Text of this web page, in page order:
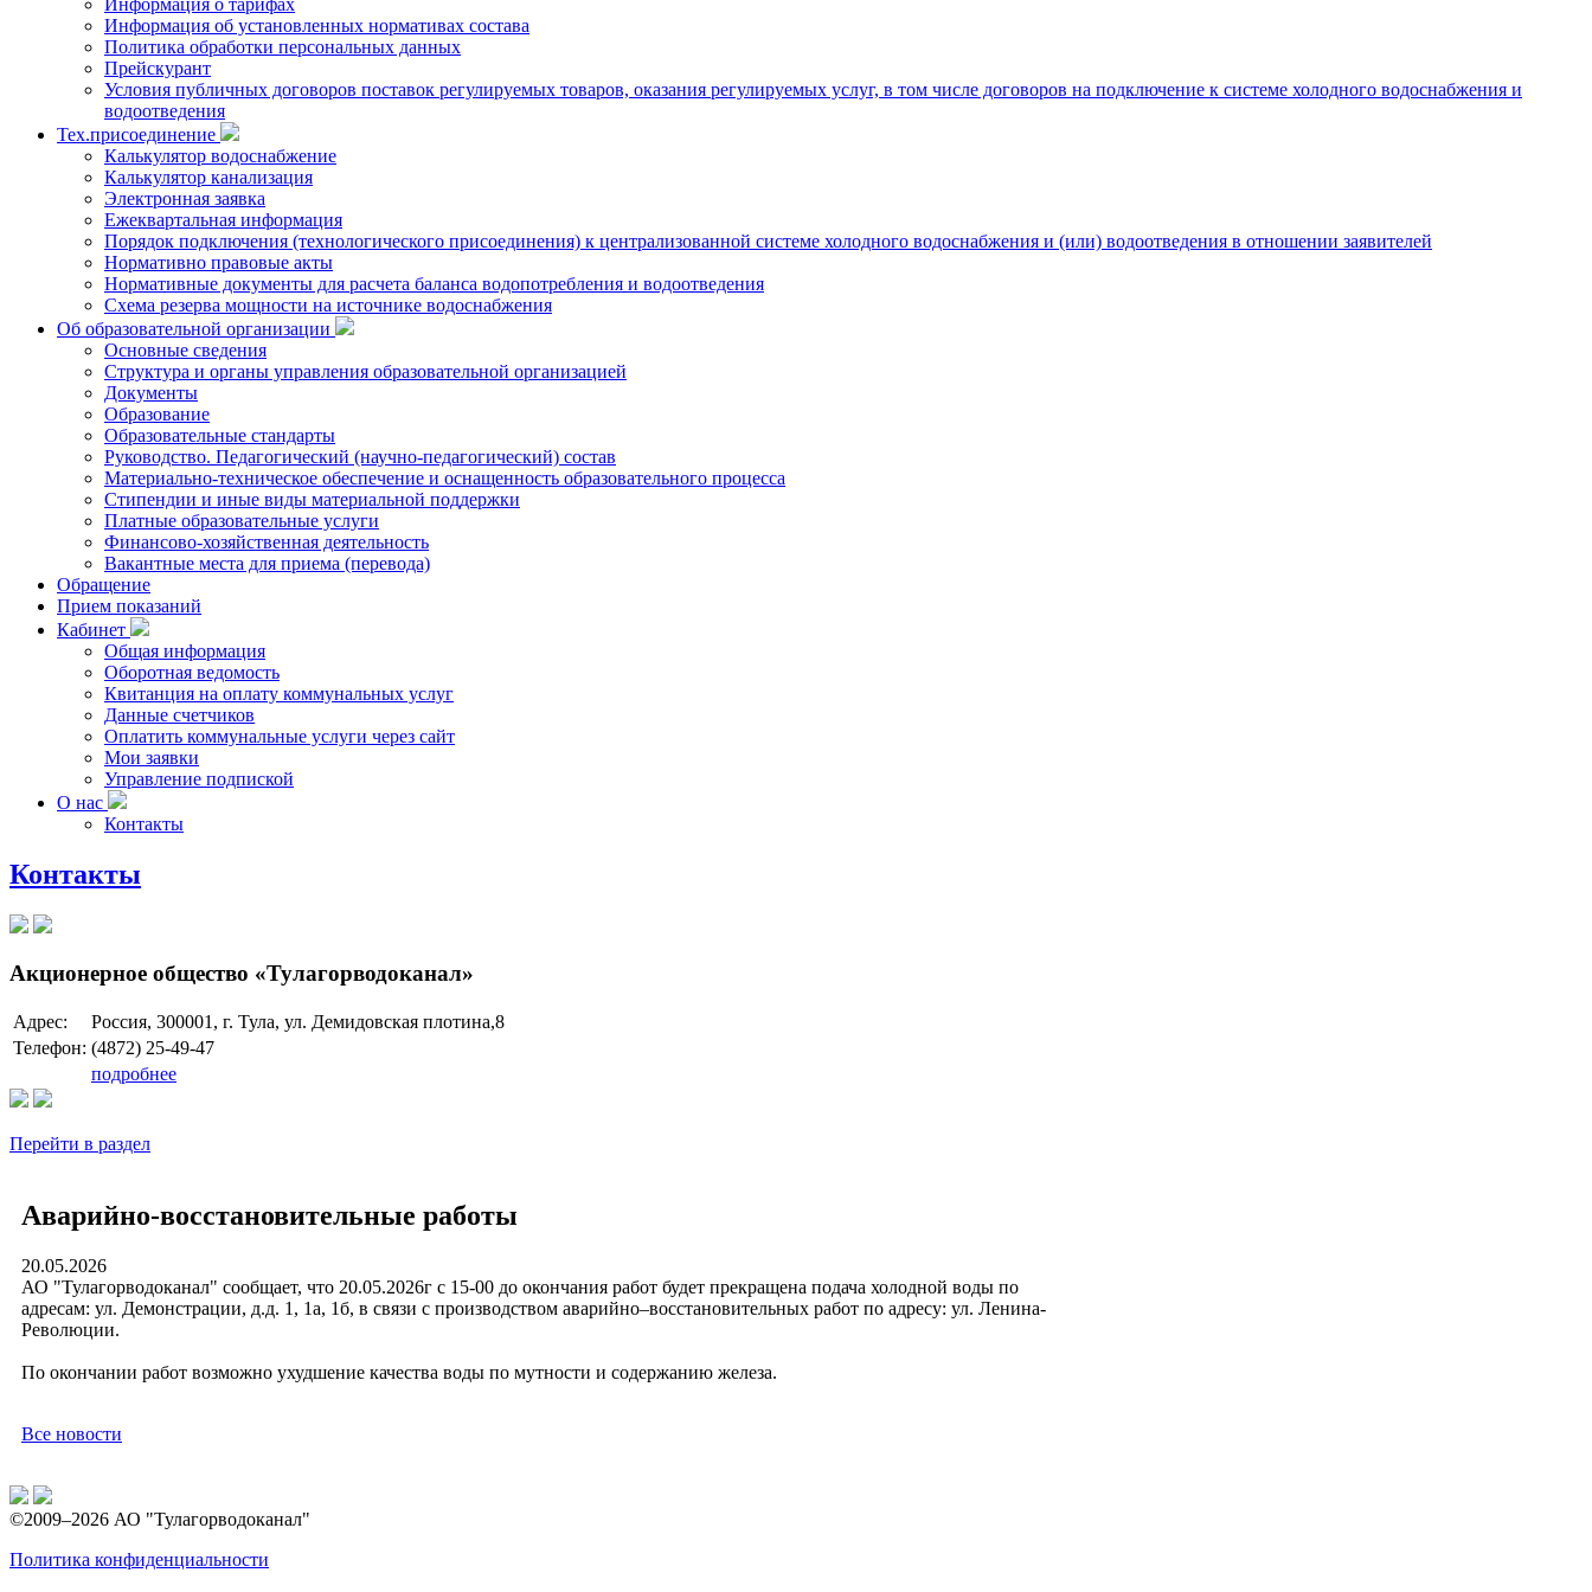
Информация о тарифах
Информация об установленных нормативах состава
Политика обработки персональных данных
Прейскурант
Условия публичных договоров поставок регулируемых товаров, оказания регулируемых услуг, в том числе договоров на подключение к системе холодного водоснабжения и
водоотведения
Тех.присоединение
Калькулятор водоснабжение
Калькулятор канализация
Электронная заявка
Ежеквартальная информация
Порядок подключения (технологического присоединения) к централизованной системе холодного водоснабжения и (или) водоотведения в отношении заявителей
Нормативно правовые акты
Нормативные документы для расчета баланса водопотребления и водоотведения
Схема резерва мощности на источнике водоснабжения
Об образовательной организации
Основные сведения
Структура и органы управления образовательной организацией
Документы
Образование
Образовательные стандарты
Руководство. Педагогический (научно-педагогический) состав
Материально-техническое обеспечение и оснащенность образовательного процесса
Стипендии и иные виды материальной поддержки
Платные образовательные услуги
Финансово-хозяйственная деятельность
Вакантные места для приема (перевода)
Обращение
Прием показаний
Кабинет
Общая информация
Оборотная ведомость
Квитанция на оплату коммунальных услуг
Данные счетчиков
Оплатить коммунальные услуги через сайт
Мои заявки
Управление подпиской
О нас
Контакты
Контакты
Акционерное общество «Тулагорводоканал»
Адрес:
Россия, 300001, г. Тула, ул. Демидовская плотина,8
Телефон: (4872) 25-49-47
подробнее
Перейти в раздел
Аварийно-восстановительные работы
20.05.2026
АО "Тулагорводоканал" сообщает, что 20.05.2026г с 15-00 до окончания работ будет прекращена подача холодной воды по
адресам: ул. Демонстрации, д.д. 1, 1а, 1б, в связи с производством аварийно–восстановительных работ по адресу: ул. Ленина-
Революции.
По окончании работ возможно ухудшение качества воды по мутности и содержанию железа.
Все новости
©2009–2026 АО "Тулагорводоканал"
Политика конфиденциальности